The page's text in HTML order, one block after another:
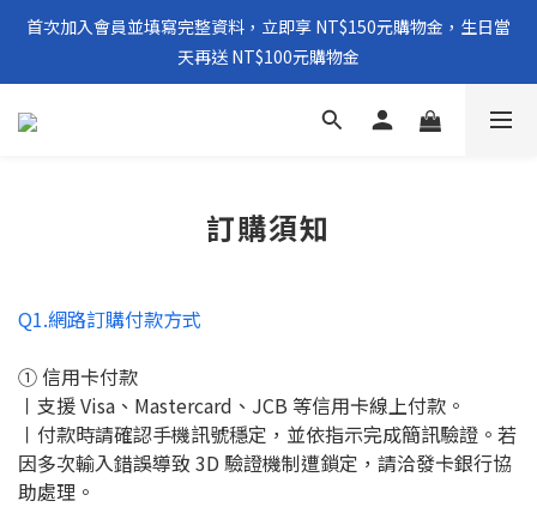
首次加入會員並填寫完整資料，立即享 NT$150元購物金，生日當
天再送 NT$100元購物金
訂購須知
Q1.網路訂購付款方式
① 信用卡付款
〡支援 Visa、Mastercard、JCB 等信用卡線上付款。
〡付款時請確認手機訊號穩定，並依指示完成簡訊驗證。若
因多次輸入錯誤導致 3D 驗證機制遭鎖定，請洽發卡銀行協
助處理。